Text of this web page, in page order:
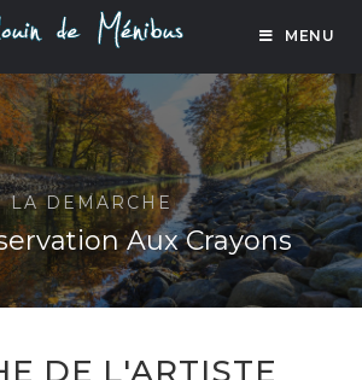
MENU
LA DEMARCHE
Aux Crayons
DE L'ARTISTE